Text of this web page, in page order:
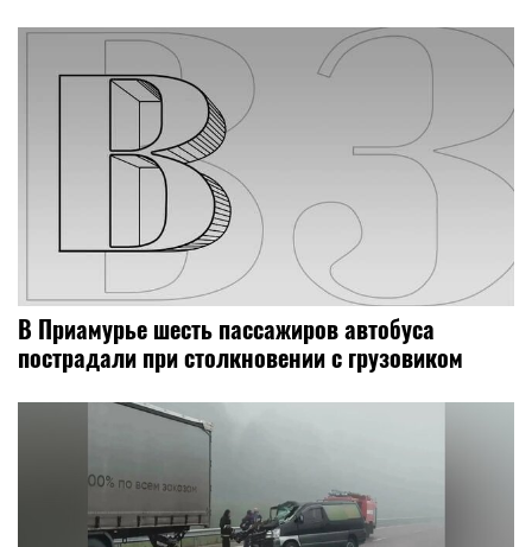
В Приамурье шесть пассажиров автобуса
пострадали при столкновении с грузовиком